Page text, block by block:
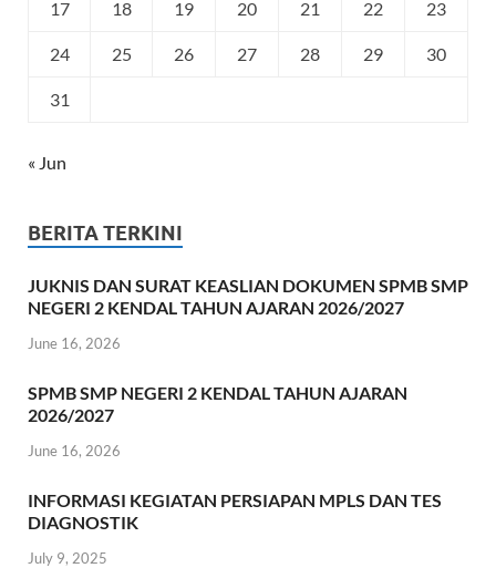
17 18 19 20 21 22 23
24 25 26 27 28 29 30
31
« Jun
BERITA TERKINI
JUKNIS DAN SURAT KEASLIAN DOKUMEN SPMB SMP
NEGERI 2 KENDAL TAHUN AJARAN 2026/2027
June 16, 2026
SPMB SMP NEGERI 2 KENDAL TAHUN AJARAN
2026/2027
June 16, 2026
INFORMASI KEGIATAN PERSIAPAN MPLS DAN TES
DIAGNOSTIK
July 9, 2025